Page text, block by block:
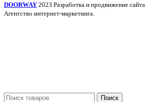
DOORWAY 2023 Разработка и продвижение сайта
Агентство интернет-маркетинга.
Поиск